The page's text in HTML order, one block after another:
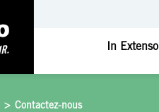
In Extenso
> Contactez-nous